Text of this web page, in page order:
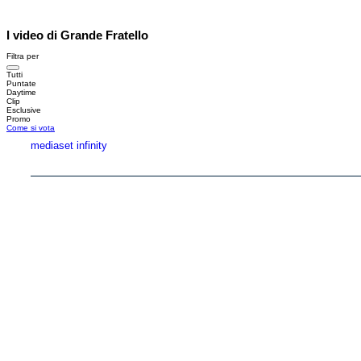
I video di Grande Fratello
Filtra per
Tutti
Puntate
Daytime
Clip
Esclusive
Promo
Come si vota
mediaset infinity